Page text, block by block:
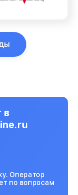
в
Оператор
по вопросам